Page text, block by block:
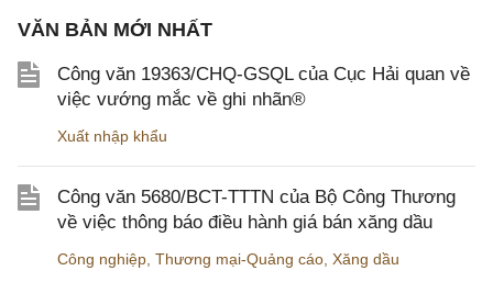
VĂN BẢN MỚI NHẤT
Công văn 19363/CHQ-GSQL của Cục Hải quan về
việc vướng mắc về ghi nhãn®
Xuất nhập khẩu
Công văn 5680/BCT-TTTN của Bộ Công Thương
về việc thông báo điều hành giá bán xăng dầu
Công nghiệp Thương mại-Quảng cáo Xăng dầu